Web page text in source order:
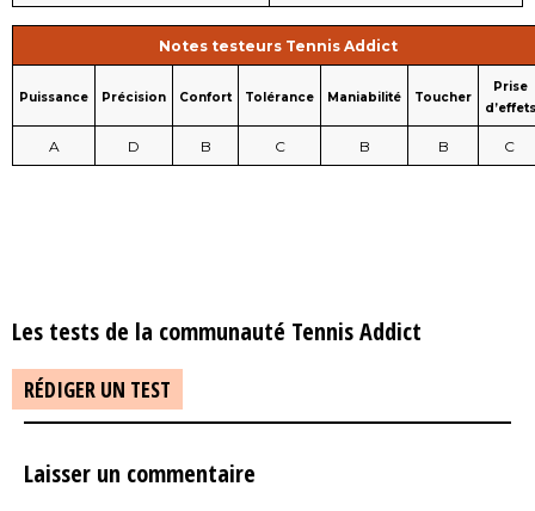
Notes testeurs Tennis Addict
Puissance Précision Confort Tolérance Maniabilité Toucher
Prise
d’effets
A D B C B B C
Les tests de la communauté Tennis Addict
RÉDIGER UN TEST
Laisser un commentaire